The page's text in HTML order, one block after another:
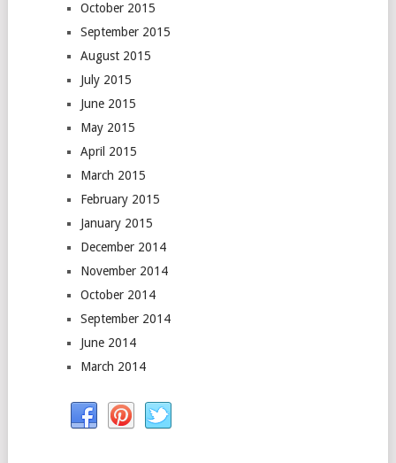
October 2015
September 2015
August 2015
July 2015
June 2015
May 2015
April 2015
March 2015
February 2015
January 2015
December 2014
November 2014
October 2014
September 2014
June 2014
March 2014